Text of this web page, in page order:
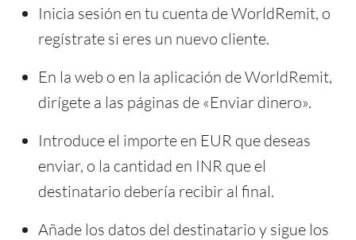
Inicia sesión en tu cuenta de WorldRemit, o
regístrate si eres un nuevo cliente.
En la web o en la aplicación de WorldRemit,
dirígete a las páginas de «Enviar dinero».
Introduce el importe en EUR que deseas
enviar, o la cantidad en INR que el
destinatario debería recibir al final.
Añade los datos del destinatario y sigue los